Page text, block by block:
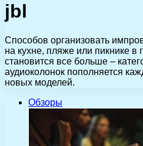
jbl
Способов организовать
на кухне, пляже или пикнике в
становится все больше –
аудиоколонок пополняется
новых моделей.
Обзоры